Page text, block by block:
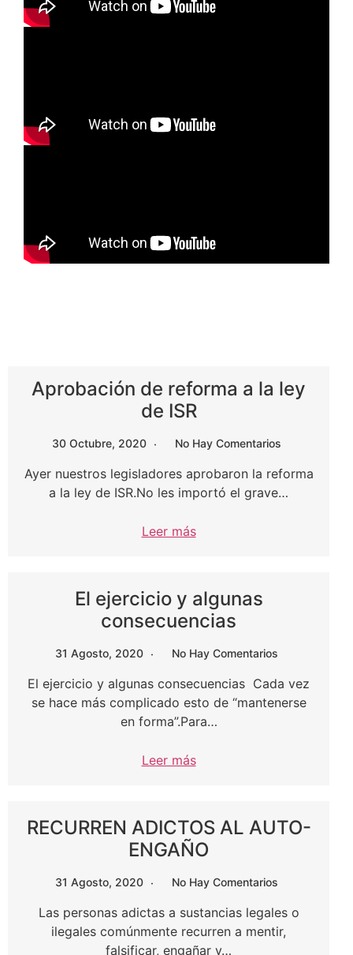
Aprobación de reforma a la ley
de ISR
30 Octubre, 2020 No Hay Comentarios
Ayer nuestros legisladores aprobaron la reforma
a la ley de ISR.No les importó el grave…
Leer más
El ejercicio y algunas
consecuencias
31 Agosto, 2020 No Hay Comentarios
El ejercicio y algunas consecuencias Cada vez
se hace más complicado esto de “mantenerse
en forma”.Para…
Leer más
RECURREN ADICTOS AL AUTO-
ENGAÑO
31 Agosto, 2020 No Hay Comentarios
Las personas adictas a sustancias legales o
ilegales comúnmente recurren a mentir,
falsificar, engañar y…